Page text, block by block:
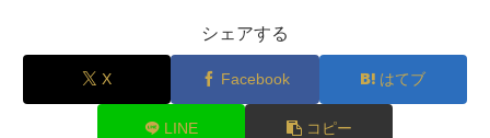
シェアする
X Facebook はてブ
LINE コピー